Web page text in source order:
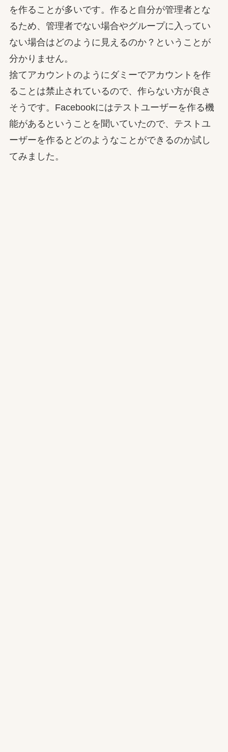
を作ることが多いです。作ると自分が管理者とな
るため、管理者でない場合やグループに入ってい
ない場合はどのように見えるのか？ということが
分かりません。
捨てアカウントのようにダミーでアカウントを作
ることは禁止されているので、作らない方が良さ
そうです。Facebookにはテストユーザーを作る機
能があるということを聞いていたので、テストユ
ーザーを作るとどのようなことができるのか試し
てみました。